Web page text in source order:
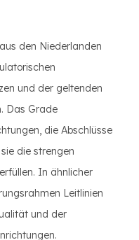
den Niederlanden
und der geltenden
Das Grade
die Abschlüsse
die strengen
In ähnlicher
Leitlinien
und der